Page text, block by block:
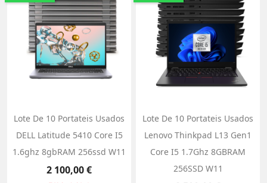
Lote De 10 Portateis Usados
DELL Latitude 5410 Core I5
1.6ghz 8gbRAM 256ssd W11
Preço
2 100,00 €
Lote De 10 Portateis Usados
Lenovo Thinkpad L13 Gen1
Core I5 1.7Ghz 8GBRAM
256SSD W11